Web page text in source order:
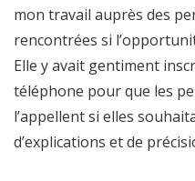
mon travail auprès des
rencontrées si
Elle y avait gentiment
téléphone pour que les
l’appellent si elles
d’explications et de